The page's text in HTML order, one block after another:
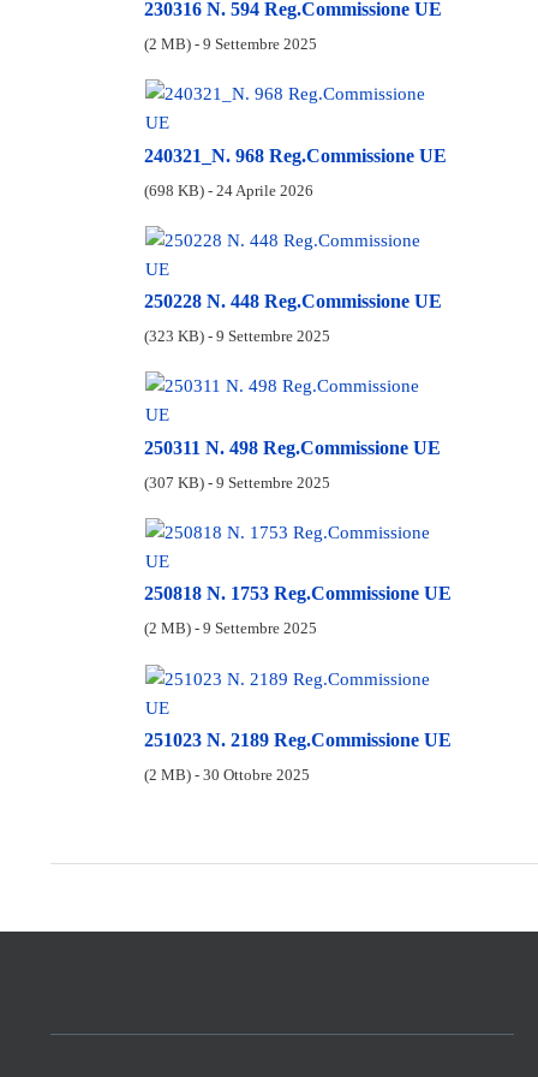
230316 N. 594 Reg.Commissione UE
(2 MB) - 9 Settembre 2025
240321_N. 968 Reg.Commissione UE
(698 KB) - 24 Aprile 2026
250228 N. 448 Reg.Commissione UE
(323 KB) - 9 Settembre 2025
250311 N. 498 Reg.Commissione UE
(307 KB) - 9 Settembre 2025
250818 N. 1753 Reg.Commissione UE
(2 MB) - 9 Settembre 2025
251023 N. 2189 Reg.Commissione UE
(2 MB) - 30 Ottobre 2025